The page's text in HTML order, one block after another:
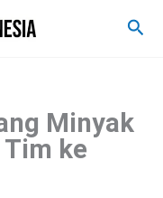
Cari
Minyak
ke